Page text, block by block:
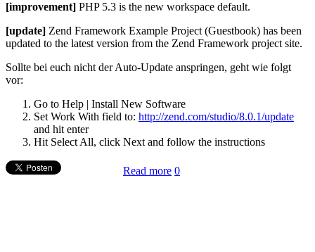
[improvement] PHP 5.3 is the new workspace default.
[update] Zend Framework Example Project (Guestbook) has been
updated to the latest version from the Zend Framework project site.
Sollte bei euch nicht der Auto-Update anspringen, geht wie folgt
vor:
Go to Help | Install New Software
Set Work With field to: http://zend.com/studio/8.0.1/update
and hit enter
Hit Select All, click Next and follow the instructions
Read more 0